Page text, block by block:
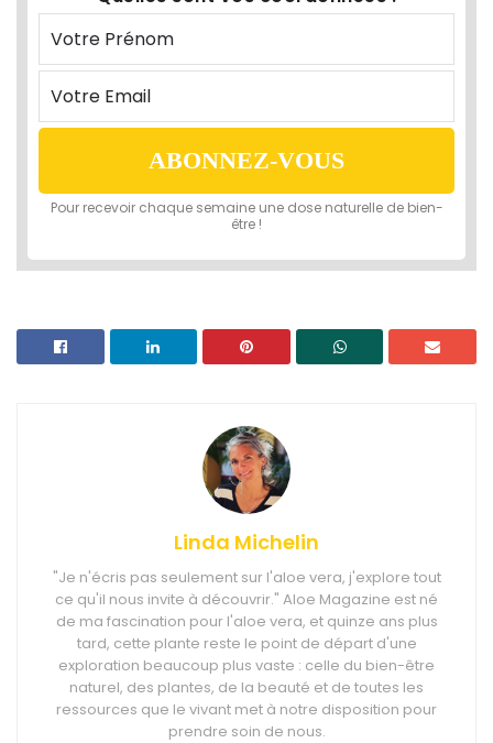
Linda Michelin
"Je n'écris pas seulement sur l'aloe vera, j'explore tout
ce qu'il nous invite à découvrir." Aloe Magazine est né
de ma fascination pour l'aloe vera, et quinze ans plus
tard, cette plante reste le point de départ d'une
exploration beaucoup plus vaste : celle du bien-être
naturel, des plantes, de la beauté et de toutes les
ressources que le vivant met à notre disposition pour
prendre soin de nous.